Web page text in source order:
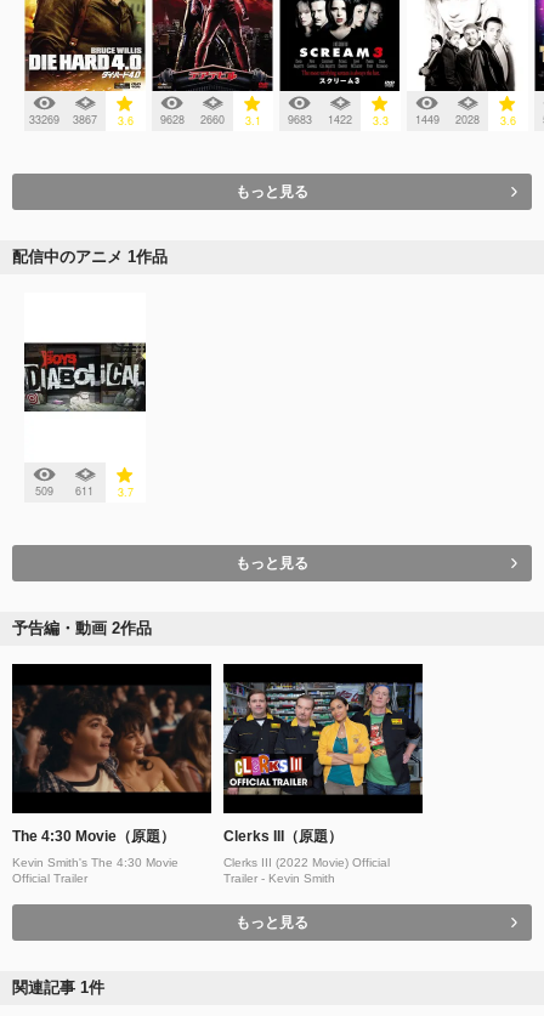
33269 3867 3.6 9628 2660 3.1 9683 1422 3.3 1449 2028 3.6
もっと見る
配信中のアニメ 1作品
509 611 3.7
もっと見る
予告編・動画 2作品
The 4:30 Movie（原題）
Kevin Smith's The 4:30 Movie
Official Trailer
Clerks III（原題）
Clerks III (2022 Movie) Official
Trailer - Kevin Smith
もっと見る
関連記事 1件